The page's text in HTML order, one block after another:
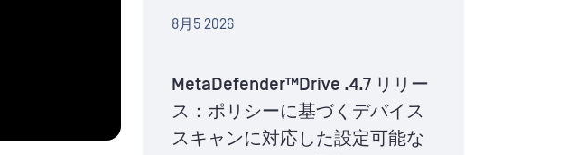
8月5 2026
MetaDefender™Drive .4.7 リリー
ス：ポリシーに基づくデバイス
スキャンに対応した設定可能な